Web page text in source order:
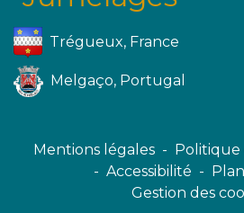
Trégueux, France
Melgaço, Portugal
Mentions légales - Politique
- Accessibilité -
Gestion des